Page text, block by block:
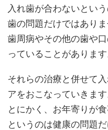
入れ歯が合わないとい
歯の問題だけではありま
歯周病やその他の歯や
っていることがあります
それらの治療と併せて
アをおこなっていきます
とにかく、お年寄りが
というのは健康の問題